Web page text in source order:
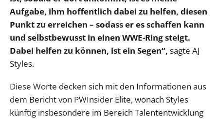
Aufgabe, ihm hoffentlich dabei zu helfen, diesen
Punkt zu erreichen – sodass er es schaffen kann
und selbstbewusst in einen WWE-Ring steigt.
Dabei helfen zu können, ist ein Segen“, sagte AJ
Styles.
Diese Worte decken sich mit den Informationen aus
dem Bericht von PWInsider Elite, wonach Styles
künftig insbesondere im Bereich Talententwicklung